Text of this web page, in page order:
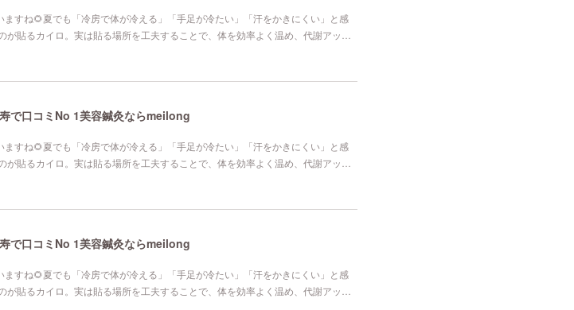
すね🌻夏でも「冷房で体が冷える」「手足が冷たい」「汗をかきにくい」と感
貼るカイロ。実は貼る場所を工夫することで、体を効率よく温め、代謝アッ…
で口コミNo 1美容鍼灸ならmeilong
すね🌻夏でも「冷房で体が冷える」「手足が冷たい」「汗をかきにくい」と感
貼るカイロ。実は貼る場所を工夫することで、体を効率よく温め、代謝アッ…
で口コミNo 1美容鍼灸ならmeilong
すね🌻夏でも「冷房で体が冷える」「手足が冷たい」「汗をかきにくい」と感
貼るカイロ。実は貼る場所を工夫することで、体を効率よく温め、代謝アッ…